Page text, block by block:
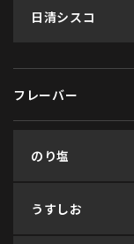
日清シスコ
フレーバー
のり塩
うすしお